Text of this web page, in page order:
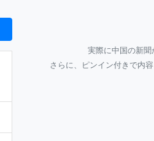
実際に中国の新聞
さらに、ピンイン付きで内